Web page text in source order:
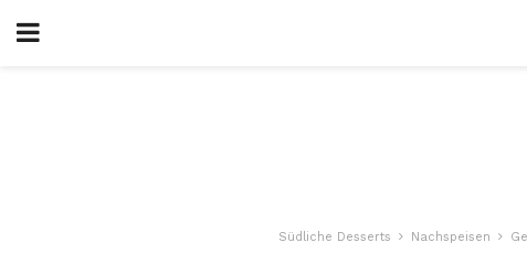
Südliche Desserts Nachspeisen